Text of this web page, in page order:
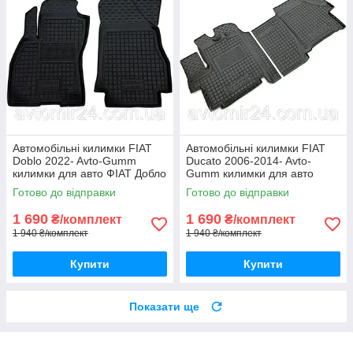
Автомобільні килимки FIAT
Doblo 2022- Avto-Gumm
килимки для авто ФІАТ Добло
2022- Автогум
Готово до відправки
1 690 ₴/комплект
1 940 ₴/комплект
Купити
Автомобільні килимки FIAT
Ducato 2006-2014- Avto-
Gumm килимки для авто
ФІАТ Дукато 2006-2014-
Автогум
Готово до відправки
1 690 ₴/комплект
1 940 ₴/комплект
Купити
Показати ще